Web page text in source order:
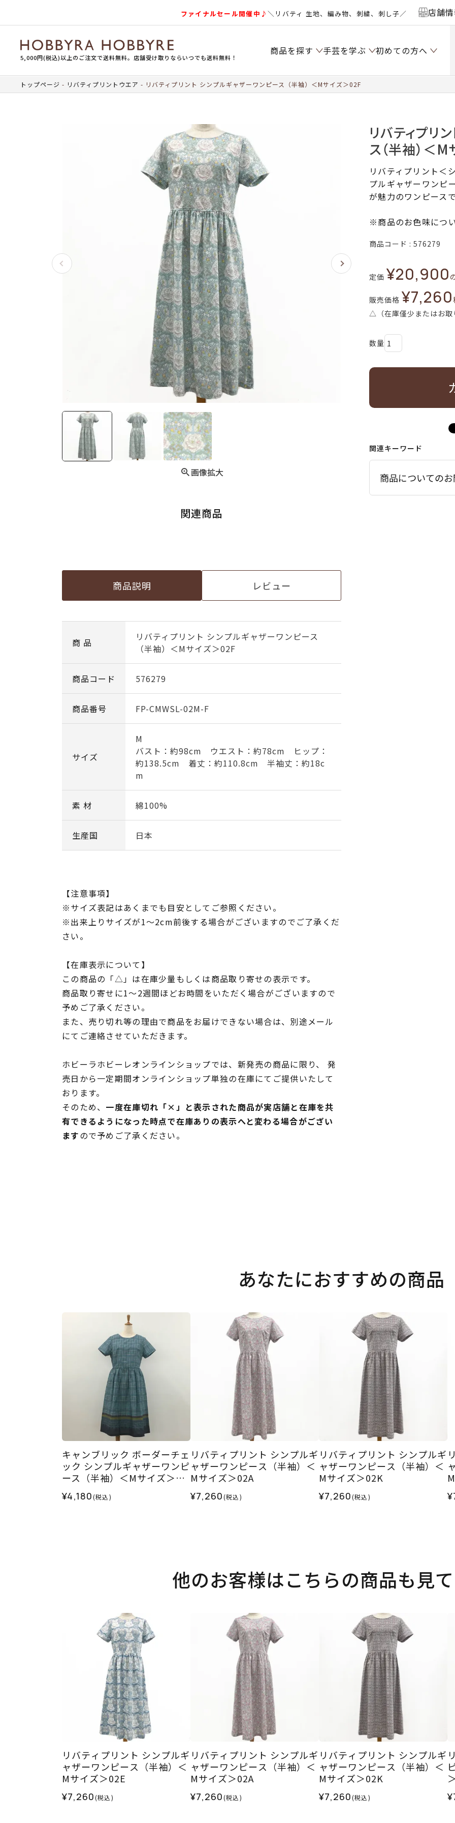
ファイナルセール開催中♪＼リバティ 生地、編み物、刺繍、刺し子／ 店舗
5,000円(税込)以上のご注文で送料無料。店舗受け取りならいつでも送料無料！
商品を探す 手芸を学ぶ 初めての方へ
トップページ リバティプリントウエア リバティプリント シンプルギャザーワンピース（半袖）＜Mサイズ＞02F
画像拡大
関連商品
商品説明 レビュー
商 品
リバティプリント シンプルギャザーワンピース
（半袖）＜Mサイズ＞02F
商品コード 576279
商品番号 FP-CMWSL-02M-F
サイズ
M
バスト：約98cm ウエスト：約78cm ヒップ：
約138.5cm 着丈：約110.8cm 半袖丈：約18c
m
素 材 綿100%
生産国 日本
【注意事項】
※サイズ表記はあくまでも目安としてご参照ください。
※出来上りサイズが1～2cm前後する場合がございますのでご了承くだ
さい。
【在庫表示について】
この商品の「△」は在庫少量もしくは商品取り寄せの表示です。
商品取り寄せに1～2週間ほどお時間をいただく場合がございますので
予めご了承ください。
また、売り切れ等の理由で商品をお届けできない場合は、別途メール
にてご連絡させていただきます。
ホビーラホビーレオンラインショップでは、新発売の商品に限り、 発
売日から一定期間オンラインショップ単独の在庫にてご提供いたして
おります。
そのため、 一度在庫切れ「×」と表示された商品が実店舗と在庫を共
有できるようになった時点で在庫ありの表示へと変わる場合がござい
ますので予めご了承ください。
リバティプリ
ス（半袖）＜
リバティプリント＜
プルギャザーワンピ
が魅力のワンピースで
※商品のお色味につ
商品コード 576279
定価 ¥20,900
販売価格 ¥7,260
△（在庫僅少またはお取
関連キーワード
商品についての
あなたにおすすめの商品
キャンブリック ボーダーチェ
ック シンプルギャザーワンピ
ース（半袖）＜Mサイズ＞02
¥4,180(税込)
リバティプリント シンプルギ
ャザーワンピース（半袖）＜
Mサイズ＞02A
¥7,260(税込)
リバティプリント シンプルギ
ャザーワンピース（半袖）＜
Mサイズ＞02K
¥7,260(税込)
他のお客様はこちらの商品も見
リバティプリント シンプルギ
ャザーワンピース（半袖）＜
Mサイズ＞02E
¥7,260(税込)
リバティプリント シンプルギ
ャザーワンピース（半袖）＜
Mサイズ＞02A
¥7,260(税込)
リバティプリント シンプルギ
ャザーワンピース（半袖）＜
Mサイズ＞02K
¥7,260(税込)